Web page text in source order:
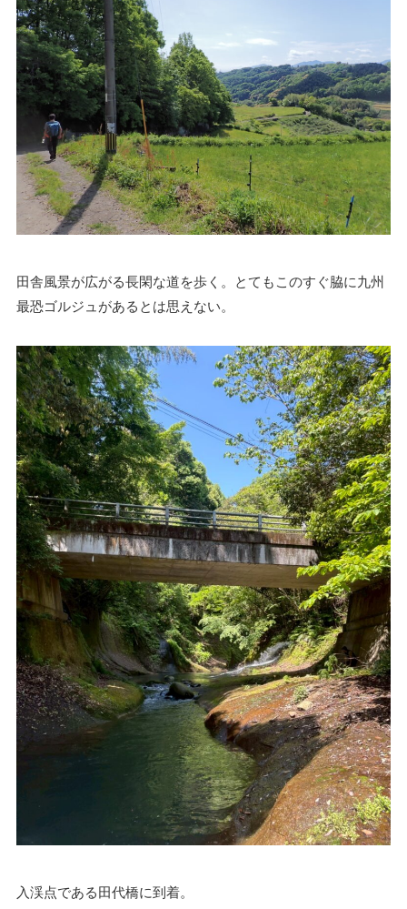
田舎風景が広がる長閑な道を歩く。とてもこのすぐ脇に九州
最恐ゴルジュがあるとは思えない。
入渓点である田代橋に到着。